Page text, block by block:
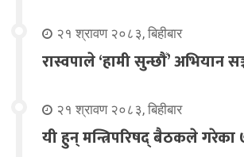
२१ श्रावण २०८३, बिहीबार
रास्वपाले ‘हामी सुन्छौँ’ अभियान
२१ श्रावण २०८३, बिहीबार
यी हुन् मन्त्रिपरिषद् बैठकले गरेका